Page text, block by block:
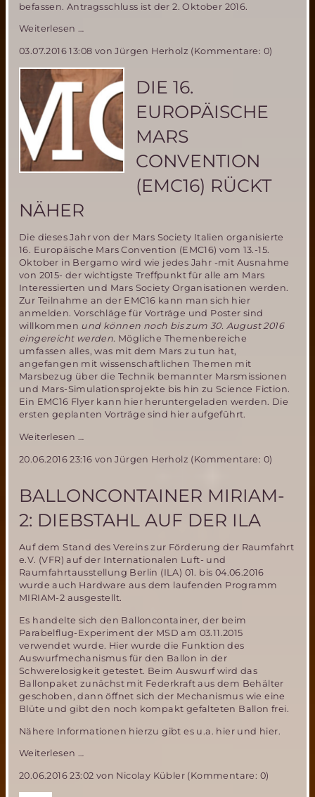
befassen. Antragsschluss ist der 2. Oktober 2016.
Weiterlesen …
Simulationsstation
in
Polen-
Experimente
für
PMAS17
Mission
gesucht
03.07.2016 13:08 von Jürgen Herholz (Kommentare: 0)
DIE 16.
EUROPÄISCHE
MARS
CONVENTION
(EMC16) RÜCKT
NÄHER
Die dieses Jahr von der Mars Society Italien organisierte
16. Europäische Mars Convention (EMC16) vom 13.-15.
Oktober in Bergamo wird wie jedes Jahr -mit Ausnahme
von 2015- der wichtigste Treffpunkt für alle am Mars
Interessierten und Mars Society Organisationen werden.
Zur Teilnahme an der EMC16 kann man sich hier
anmelden. Vorschläge für Vorträge und Poster sind
willkommen und können noch bis zum 30. August 2016
eingereicht werden. Mögliche Themenbereiche
umfassen alles, was mit dem Mars zu tun hat,
angefangen mit wissenschaftlichen Themen mit
Marsbezug über die Technik bemannter Marsmissionen
und Mars-Simulationsprojekte bis hin zu Science Fiction.
Ein EMC16 Flyer kann hier heruntergeladen werden. Die
ersten geplanten Vorträge sind hier aufgeführt.
Weiterlesen …
Europäische
Convention
(EMC16)
rückt
näher
20.06.2016 23:16 von Jürgen Herholz (Kommentare: 0)
BALLONCONTAINER MIRIAM-
2: DIEBSTAHL AUF DER ILA
Auf dem Stand des Vereins zur Förderung der Raumfahrt
e.V. (VFR) auf der Internationalen Luft- und
Raumfahrtausstellung Berlin (ILA) 01. bis 04.06.2016
wurde auch Hardware aus dem laufenden Programm
MIRIAM-2 ausgestellt.
Es handelte sich den Balloncontainer, der beim
Parabelflug-Experiment der MSD am 03.11.2015
verwendet wurde. Hier wurde die Funktion des
Auswurfmechanismus für den Ballon in der
Schwerelosigkeit getestet. Beim Auswurf wird das
Ballonpaket zunächst mit Federkraft aus dem Behälter
geschoben, dann öffnet sich der Mechanismus wie eine
Blüte und gibt den noch kompakt gefalteten Ballon frei.
Nähere Informationen hierzu gibt es u.a. hier und hier.
Weiterlesen …
2:
20.06.2016 23:02 von Nicolay Kübler (Kommentare: 0)